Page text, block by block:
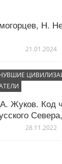
Н.
21.01.2024
Жуков. Код
28.11.2022